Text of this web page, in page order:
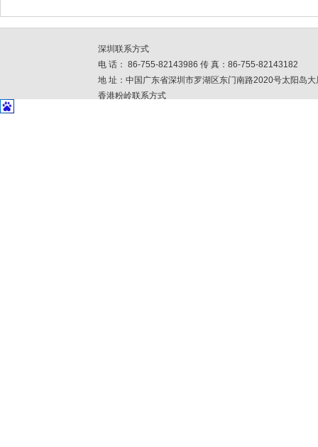
深圳联系方式
电 话： 86-755-82143986 传 真：86-755-82143182
地 址：中国广东省深圳市罗湖区东门南路2020号太阳岛
香港粉岭联系方式